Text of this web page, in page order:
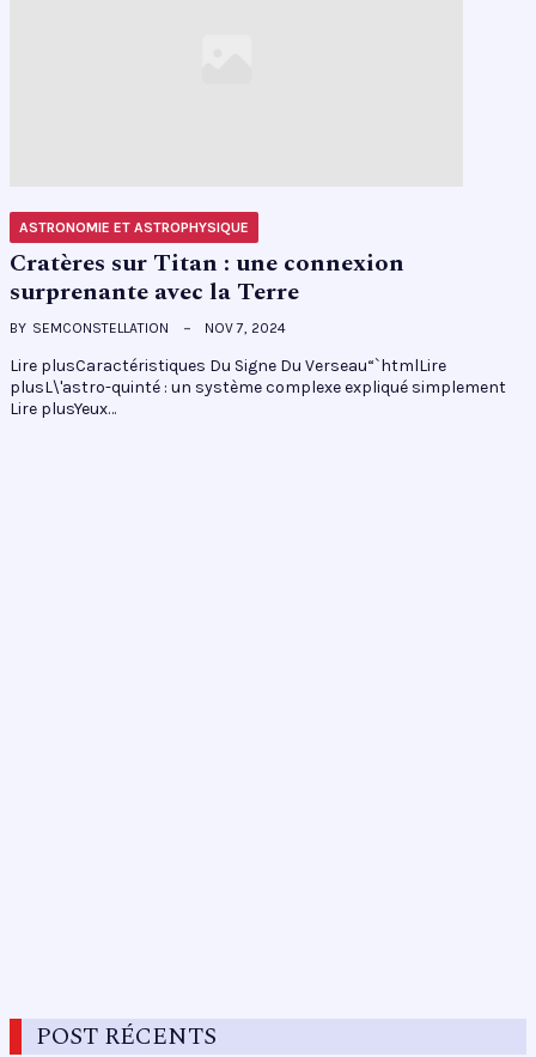
ASTRONOMIE ET ASTROPHYSIQUE
Cratères sur Titan : une connexion
surprenante avec la Terre
BY SEMCONSTELLATION NOV 7, 2024
Lire plusCaractéristiques Du Signe Du Verseau“`htmlLire
plusL\'astro-quinté : un système complexe expliqué simplement
Lire plusYeux…
POST RÉCENTS